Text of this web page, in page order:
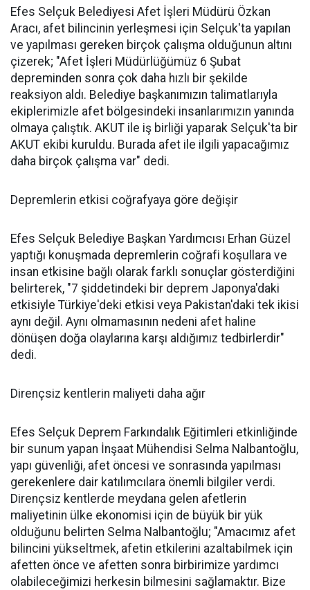
Efes Selçuk Belediyesi Afet İşleri Müdürü Özkan
Aracı, afet bilincinin yerleşmesi için Selçuk'ta yapılan
ve yapılması gereken birçok çalışma olduğunun altını
çizerek; "Afet İşleri Müdürlüğümüz 6 Şubat
depreminden sonra çok daha hızlı bir şekilde
reaksiyon aldı. Belediye başkanımızın talimatlarıyla
ekiplerimizle afet bölgesindeki insanlarımızın yanında
olmaya çalıştık. AKUT ile iş birliği yaparak Selçuk'ta bir
AKUT ekibi kuruldu. Burada afet ile ilgili yapacağımız
daha birçok çalışma var" dedi.
Depremlerin etkisi coğrafyaya göre değişir
Efes Selçuk Belediye Başkan Yardımcısı Erhan Güzel
yaptığı konuşmada depremlerin coğrafi koşullara ve
insan etkisine bağlı olarak farklı sonuçlar gösterdiğini
belirterek, "7 şiddetindeki bir deprem Japonya'daki
etkisiyle Türkiye'deki etkisi veya Pakistan'daki tek ikisi
aynı değil. Aynı olmamasının nedeni afet haline
dönüşen doğa olaylarına karşı aldığımız tedbirlerdir"
dedi.
Dirençsiz kentlerin maliyeti daha ağır
Efes Selçuk Deprem Farkındalık Eğitimleri etkinliğinde
bir sunum yapan İnşaat Mühendisi Selma Nalbantoğlu,
yapı güvenliği, afet öncesi ve sonrasında yapılması
gerekenlere dair katılımcılara önemli bilgiler verdi.
Dirençsiz kentlerde meydana gelen afetlerin
maliyetinin ülke ekonomisi için de büyük bir yük
olduğunu belirten Selma Nalbantoğlu; "Amacımız afet
bilincini yükseltmek, afetin etkilerini azaltabilmek için
afetten önce ve afetten sonra birbirimize yardımcı
olabileceğimizi herkesin bilmesini sağlamaktır. Bize